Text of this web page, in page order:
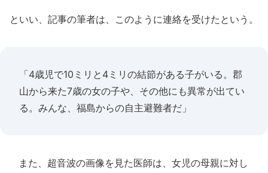
といい、記事の筆者は、このように連絡を受けたという。
「4歳児で10ミリと4ミリの結節がある子がいる。郡
山から来た7歳の女の子や、その他にも異常が出てい
る。みんな、福島からの自主避難者だ」
また、超音波の画像を見た医師は、女児の母親に対し